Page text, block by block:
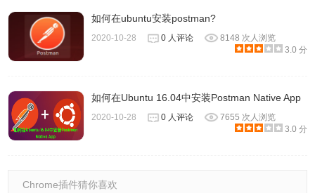
如何在ubuntu安装postman?
2020-10-28 0 人评论
8148 次人浏览
3.0 分
如何在Ubuntu 16.04中安装Postman Native App
2020-10-28 0 人评论
7655 次人浏览
3.0 分
Chrome插件猜你喜欢